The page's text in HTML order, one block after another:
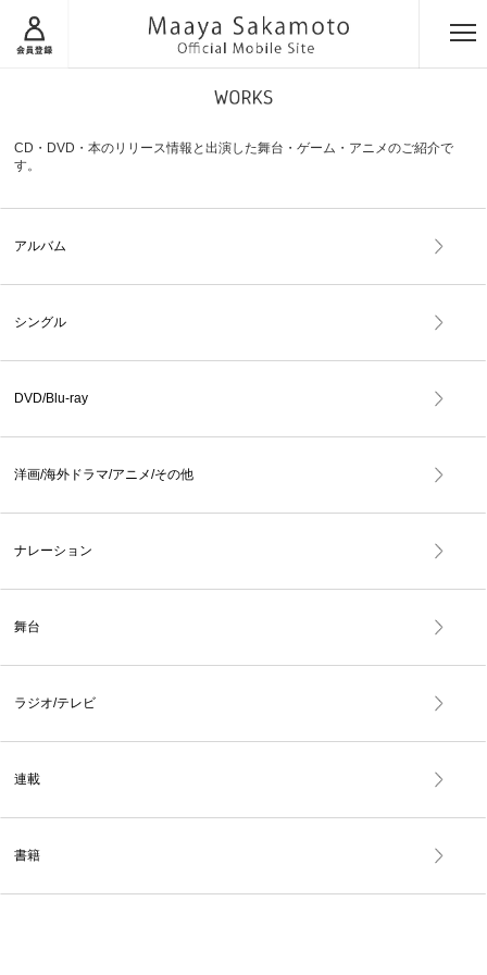
CD・DVD・本のリリース情報と出演した舞台・ゲーム・アニメのご紹介で
す。
アルバム
シングル
DVD/Blu-ray
洋画/海外ドラマ/アニメ/その他
ナレーション
舞台
ラジオ/テレビ
連載
書籍